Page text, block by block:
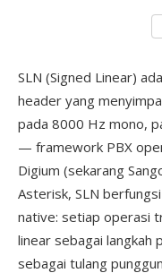
SLN (Signed Linear)
header yang
pada 8000 Hz mono,
— framework PBX
Digium (sekarang
Asterisk, SLN
native: setiap operasi
linear sebagai langkah
sebagai tulang